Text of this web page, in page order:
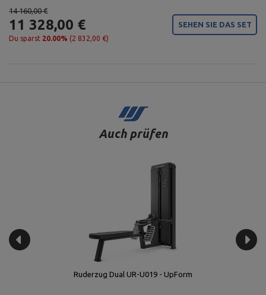
14 160,00 €
11 328,00 €
Du sparst 20.00% (2 832,00 €)
SEHEN SIE DAS SET
Auch prüfen
Ruderzug Dual UR-U019 - UpForm